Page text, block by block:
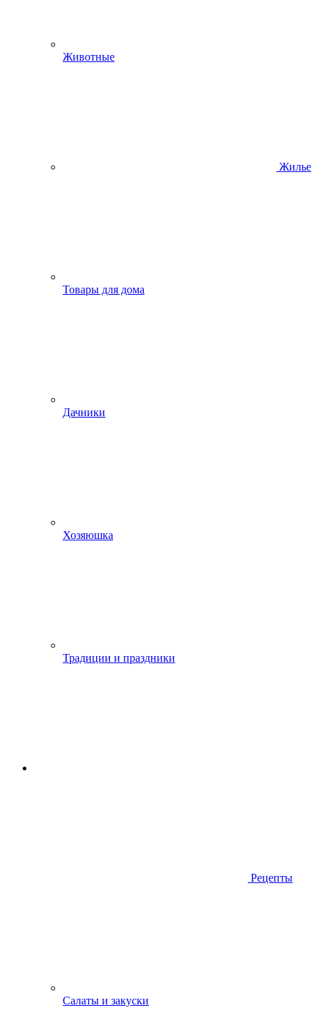
Животные
Жилье
Товары для дома
Дачники
Хозяюшка
Традиции и праздники
Рецепты
Салаты и закуски